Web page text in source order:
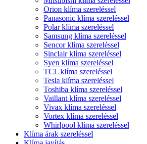
Orion klíma szereléssel
Panasonic klíma szereléssel
Polar klíma szereléssel
Samsung klíma szereléssel
Sencor klíma szereléssel
Sinclair klíma szereléssel
Syen klíma szereléssel
TCL klíma szereléssel
Tesla klíma szereléssel
Toshiba klíma szereléssel
Vaillant klíma szereléssel
Vivax klíma szereléssel
Vortex klíma szereléssel
Whirlpool klíma szereléssel
Klíma árak szereléssel